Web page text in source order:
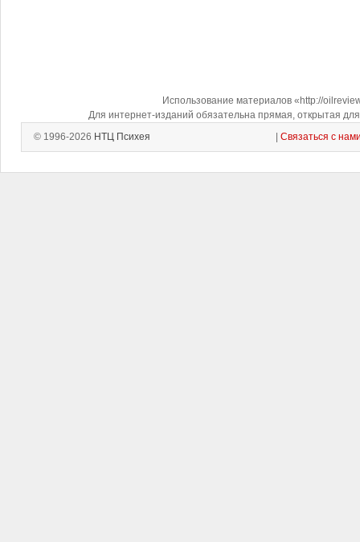
Использование материалов «http://
Для интернет-изданий обязательна прямая, открытая
© 1996-2026 НТЦ Психея Связаться с